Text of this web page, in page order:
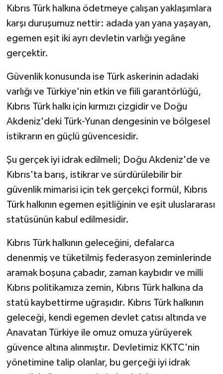
Kıbrıs Türk halkına ödetmeye çalışan yaklaşımlara
karşı duruşumuz nettir: adada yan yana yaşayan,
egemen eşit iki ayrı devletin varlığı yegâne
gerçektir.
Güvenlik konusunda ise Türk askerinin adadaki
varlığı ve Türkiye'nin etkin ve fiili garantörlüğü,
Kıbrıs Türk halkı için kırmızı çizgidir ve Doğu
Akdeniz'deki Türk-Yunan dengesinin ve bölgesel
istikrarın en güçlü güvencesidir.
Şu gerçek iyi idrak edilmeli; Doğu Akdeniz'de ve
Kıbrıs'ta barış, istikrar ve sürdürülebilir bir
güvenlik mimarisi için tek gerçekçi formül, Kıbrıs
Türk halkının egemen eşitliğinin ve eşit uluslararası
statüsünün kabul edilmesidir.
Kıbrıs Türk halkının geleceğini, defalarca
denenmiş ve tüketilmiş federasyon zeminlerinde
aramak boşuna çabadır, zaman kaybıdır ve milli
Kıbrıs politikamıza zemin, Kıbrıs Türk halkına da
statü kaybettirme uğraşıdır. Kıbrıs Türk halkının
geleceği, kendi egemen devlet çatısı altında ve
Anavatan Türkiye ile omuz omuza yürüyerek
güvence altına alınmıştır. Devletimiz KKTC'nin
yönetimine talip olanlar, bu gerçeği iyi idrak